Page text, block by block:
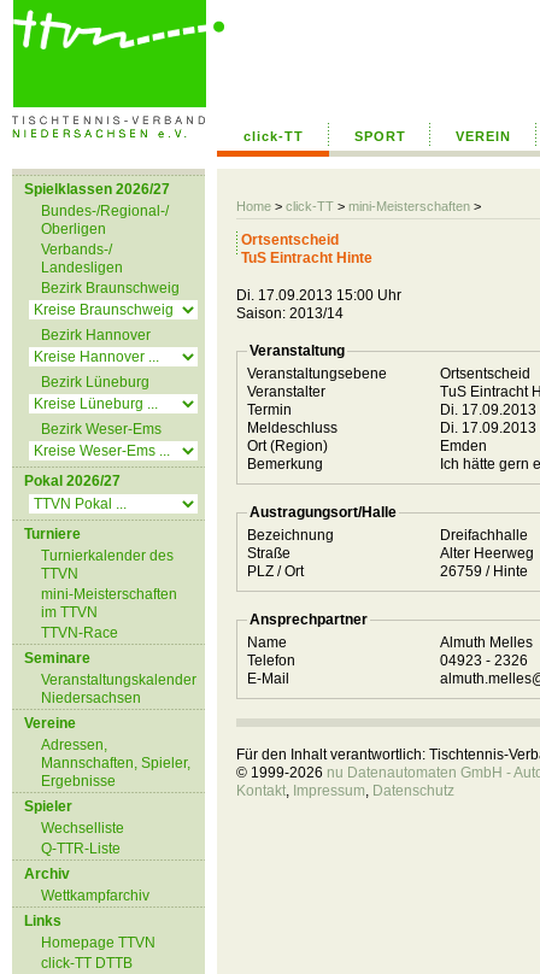
click-TT SPORT VEREIN
Home > click-TT > mini-Meisterschaften >
Spielklassen 2026/27
Bundes-/Regional-/
Oberligen
Verbands-/
Landesligen
Bezirk Braunschweig
Bezirk Hannover
Bezirk Lüneburg
Bezirk Weser-Ems
Pokal 2026/27
Turniere
Turnierkalender des
TTVN
mini-Meisterschaften
im TTVN
TTVN-Race
Seminare
Veranstaltungskalender
Niedersachsen
Vereine
Adressen,
Mannschaften, Spieler,
Ergebnisse
Spieler
Wechselliste
Q-TTR-Liste
Archiv
Wettkampfarchiv
Links
Homepage TTVN
click-TT DTTB
Ortsentscheid
TuS Eintracht Hinte
Di. 17.09.2013 15:00 Uhr
Saison: 2013/14
Veranstaltung
Veranstaltungsebene
Ortsentscheid
Veranstalter
TuS Eintracht
Termin
Di.
Meldeschluss
Di.
Ort (Region)
Emden
Bemerkung
Ich hätte gern
Austragungsort/Halle
Bezeichnung
Dreifachhalle
Straße
Alter Heerweg
PLZ / Ort
26759 / Hinte
Ansprechpartner
Name
Almuth Melles
Telefon
04923 - 2326
E-Mail
Für den Inhalt verantwortlich: Tischtennis-
© 1999-2026 nu Datenautomaten GmbH -
Kontakt, Impressum, Datenschutz